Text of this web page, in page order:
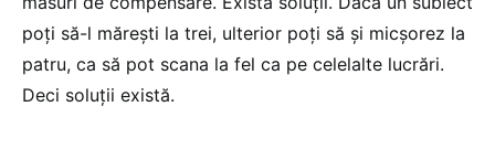
poți să-l mărești la trei, ulterior poți să și micșorez la
patru, ca să pot scana la fel ca pe celelalte lucrări.
Deci soluții există.